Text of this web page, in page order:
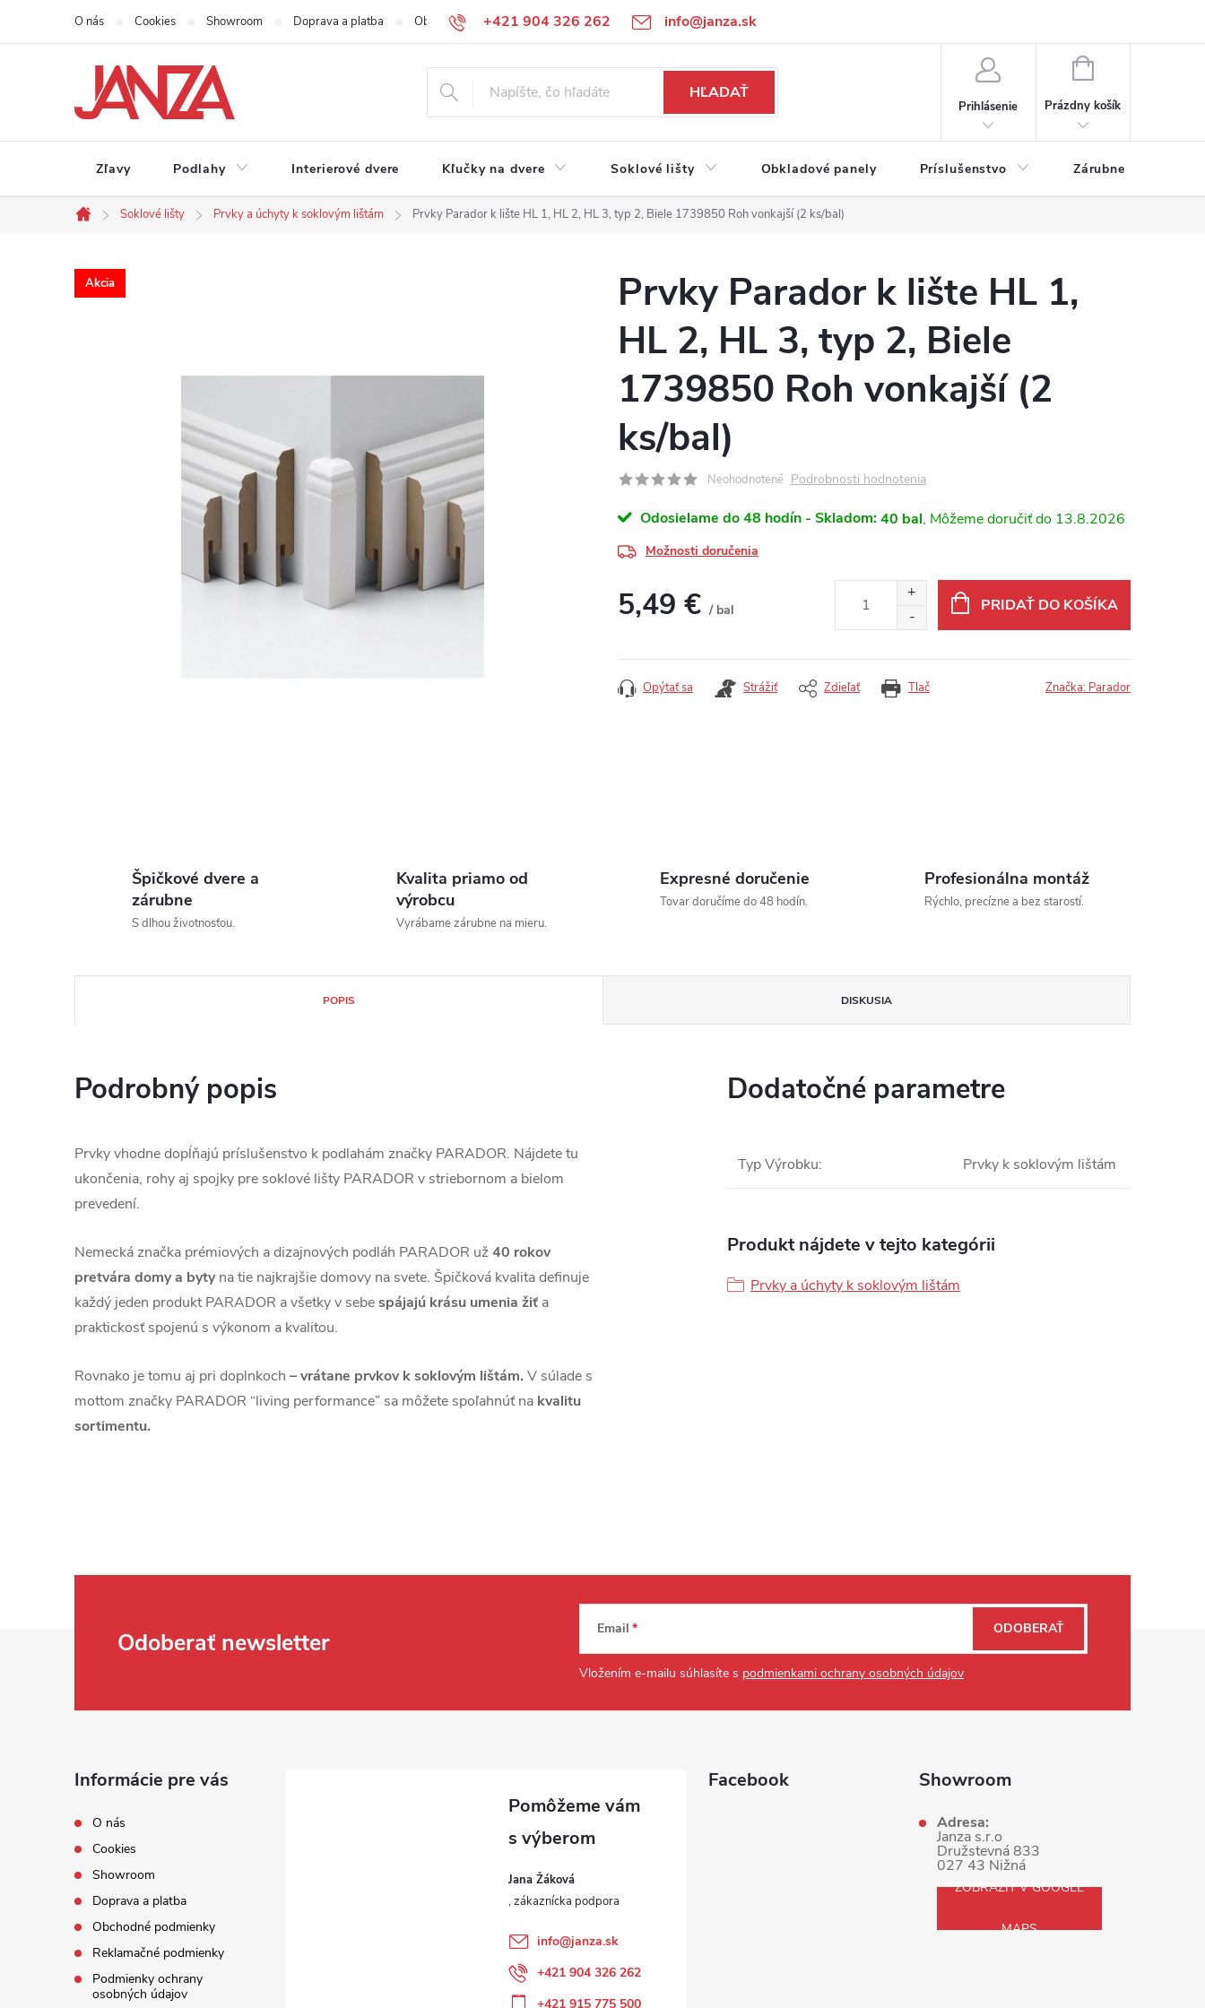
Prejsť na obsah +421 904 326 262 info@janza.sk
O nás Cookies Showroom Doprava a platba Obchodné podmienky Reklamačné podmienky Podmienky ochrany osobných údajov
HĽADAŤ
Prihlásenie
NÁKUPNÝ KOŠÍK
Prázdny košík
Zľavy Podlahy Interierové dvere Kľučky na dvere Soklové lišty Obkladové panely Príslušenstvo Zárubne
Domov
Soklové lišty Prvky a úchyty k soklovým lištám Prvky Parador k lište HL 1, HL 2, HL 3, typ 2, Biele 1739850 Roh vonkajší (2 ks/bal)
Akcia
Prvky Parador k lište HL 1,
HL 2, HL 3, typ 2, Biele
1739850 Roh vonkajší (2
ks/bal)
Neohodnotené Podrobnosti hodnotenia
Odosielame do 48 hodín - Skladom:40 bal 13.8.2026
Možnosti doručenia
5,49 € / bal
PRIDAŤ DO KOŠÍKA
Tlač
Opýtať sa Strážiť Zdieľať Značka: Parador
Špičkové dvere a
zárubne
S dlhou životnosťou.
Kvalita priamo od
výrobcu
Vyrábame zárubne na mieru.
Expresné doručenie
Tovar doručíme do 48 hodín.
Profesionálna montáž
Rýchlo, precízne a bez starostí.
POPIS DISKUSIA
Podrobný popis
Prvky vhodne dopĺňajú príslušenstvo k podlahám značky PARADOR. Nájdete tu
ukončenia, rohy aj spojky pre soklové lišty PARADOR v striebornom a bielom
prevedení.
Nemecká značka prémiových a dizajnových podláh PARADOR už40 rokov
pretvára domy a bytyna tie najkrajšie domovy na svete. Špičková kvalita definuje
každý jeden produkt PARADOR a všetky v sebespájajú krásu umenia žiť a
praktickosť spojenú s výkonom a kvalitou.
Rovnako je tomu aj pri doplnkoch – vrátane prvkov k soklovým lištám. V súlade s
mottom značky PARADOR “living performance” sa môžete spoľahnúť na kvalitu
sortimentu.
Dodatočné parametre
Typ Výrobku: Prvky k soklovým lištám
Produkt nájdete v tejto kategórii
Prvky a úchyty k soklovým lištám
Odoberať newsletter Email
Vložením e-mailu súhlasíte s podmienkami ochrany osobných údajov
ODOBERAŤ
Informácie pre vás
O nás
Cookies
Showroom
Doprava a platba
Obchodné podmienky
Reklamačné podmienky
Podmienky ochrany
osobných údajov
Jana Žáková
info@janza.sk
+421 904 326 262
+421 915 775 500
Facebook Showroom
Adresa:
Janza s.r.o
Družstevná 833
027 43 Nižná
ZOBRAZIŤ V GOOGLE
MAPS